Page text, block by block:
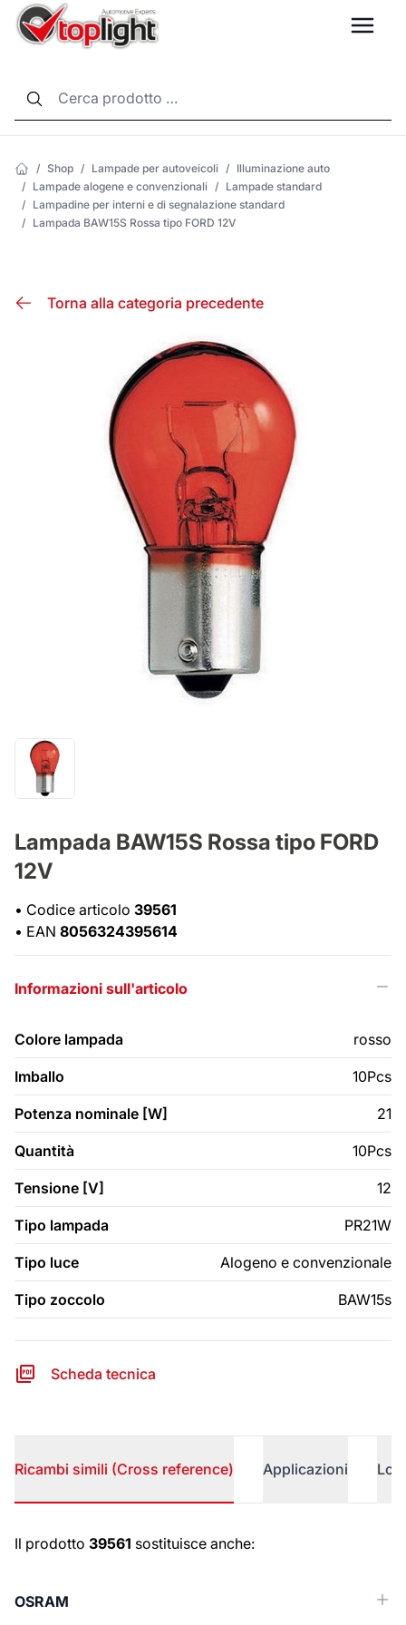
/ Shop / Lampade per autoveicoli / Illuminazione auto
/ Lampade alogene e convenzionali / Lampade standard
/ Lampadine per interni e di segnalazione standard
/ Lampada BAW15S Rossa tipo FORD 12V
Torna alla categoria precedente
Lampada BAW15S Rossa tipo FORD
12V
• Codice articolo 39561
• EAN 8056324395614
Informazioni sull'articolo
Colore lampada rosso
Imballo 10Pcs
Potenza nominale [W] 21
Quantità 10Pcs
Tensione [V] 12
Tipo lampada PR21W
Tipo luce Alogeno e convenzionale
Tipo zoccolo BAW15s
Scheda tecnica
Ricambi simili (Cross reference) Applicazioni
Ricambi simili (Cross reference)
Il prodotto 39561 sostituisce anche:
OSRAM